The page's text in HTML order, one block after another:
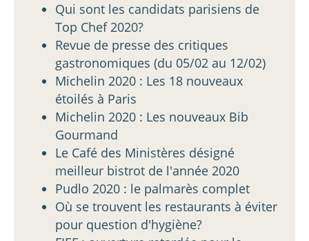
Qui sont les candidats parisiens de
Top Chef 2020?
Revue de presse des critiques
gastronomiques (du 05/02 au 12/02)
Michelin 2020 : Les 18 nouveaux
étoilés à Paris
Michelin 2020 : Les nouveaux Bib
Gourmand
Le Café des Ministères désigné
meilleur bistrot de l'année 2020
Pudlo 2020 : le palmarès complet
Où se trouvent les restaurants à éviter
pour question d'hygiène?